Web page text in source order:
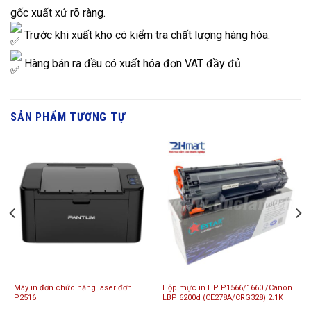
gốc xuất xứ rõ ràng.
Trước khi xuất kho có kiểm tra chất lượng hàng hóa.
Hàng bán ra đều có xuất hóa đơn VAT đầy đủ.
SẢN PHẨM TƯƠNG TỰ
Máy in đơn chức năng laser đơn
P2516
Hộp mực in HP P1566/1660 /Canon
LBP 6200d (CE278A/CRG328) 2.1K